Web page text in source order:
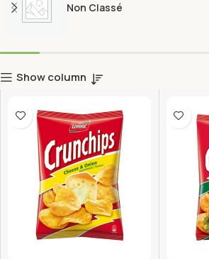
Non Classé
Show column